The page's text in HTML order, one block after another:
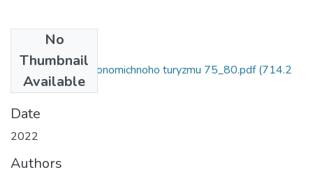
No
Thumbnail
Available
Osoblyvosti hastronomichnoho turyzmu 75_80.pdf(714.2
KB)
Date
2022
Authors